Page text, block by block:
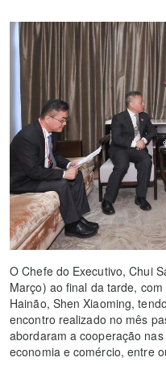
O Chefe do Executivo, Chui
Março) ao final da tarde,
Hainão, Shen Xiaoming,
encontro realizado no mês
abordaram a cooperação
economia e comércio, entre